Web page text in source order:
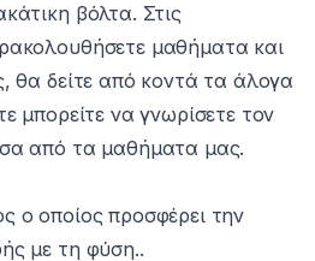
βόλτα. Στις
μαθήματα και
θα δείτε από κοντά τα άλογα
μπορείτε να γνωρίσετε τον
από τα μαθήματα μας.
ο οποίος προσφέρει την
με τη φύση..